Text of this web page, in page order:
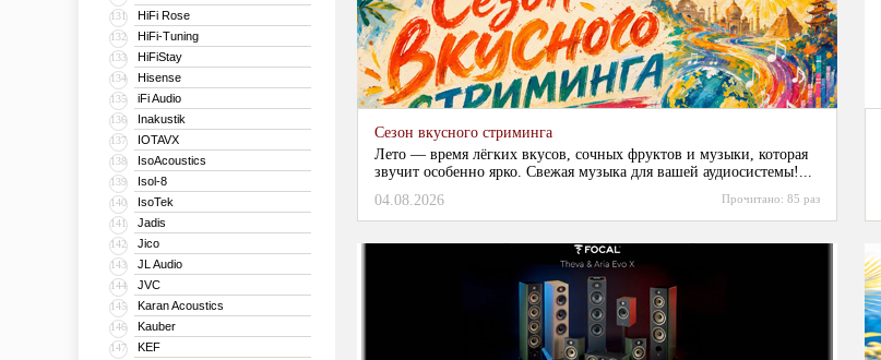
131 HiFi Rose
132 HiFi-Tuning
133 HiFiStay
134 Hisense
135 iFi Audio
136 Inakustik
137 IOTAVX
138 IsoAcoustics
139 Isol-8
140 IsoTek
141 Jadis
142 Jico
143 JL Audio
144 JVC
145 Karan Acoustics
146 Kauber
147 KEF
Сезон вкусного стриминга
Лето — время лёгких вкусов, сочных фруктов и музыки, которая
звучит особенно ярко. Свежая музыка для вашей аудиосистемы!...
04.08.2026
Прочитано: 85 раз